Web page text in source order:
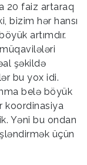
20 faiz artaraq
bizim hər hansı
artımdır.
şəkildə
bu yox idi.
belə böyük
koordinasiya
Yəni bu ondan
üçün